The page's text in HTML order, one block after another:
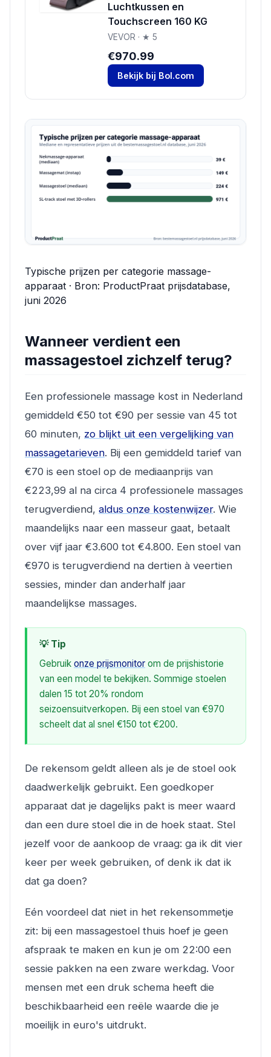
Luchtkussen en
Touchscreen 160 KG
VEVOR · ★ 5
€970.99
Bekijk bij Bol.com
Typische prijzen per categorie massage-
apparaat · Bron: ProductPraat prijsdatabase,
juni 2026
Wanneer verdient een
massagestoel zichzelf terug?
Een professionele massage kost in Nederland
gemiddeld €50 tot €90 per sessie van 45 tot
60 minuten, zo blijkt uit een vergelijking van
massagetarieven. Bij een gemiddeld tarief van
€70 is een stoel op de mediaanprijs van
€223,99 al na circa 4 professionele massages
terugverdiend, aldus onze kostenwijzer. Wie
maandelijks naar een masseur gaat, betaalt
over vijf jaar €3.600 tot €4.800. Een stoel van
€970 is terugverdiend na dertien à veertien
sessies, minder dan anderhalf jaar
maandelijkse massages.
💡 Tip
Gebruik onze prijsmonitor om de prijshistorie
van een model te bekijken. Sommige stoelen
dalen 15 tot 20% rondom
seizoensuitverkopen. Bij een stoel van €970
scheelt dat al snel €150 tot €200.
De rekensom geldt alleen als je de stoel ook
daadwerkelijk gebruikt. Een goedkoper
apparaat dat je dagelijks pakt is meer waard
dan een dure stoel die in de hoek staat. Stel
jezelf voor de aankoop de vraag: ga ik dit vier
keer per week gebruiken, of denk ik dat ik
dat ga doen?
Eén voordeel dat niet in het rekensommetje
zit: bij een massagestoel thuis hoef je geen
afspraak te maken en kun je om 22:00 een
sessie pakken na een zware werkdag. Voor
mensen met een druk schema heeft die
beschikbaarheid een reële waarde die je
moeilijk in euro's uitdrukt.